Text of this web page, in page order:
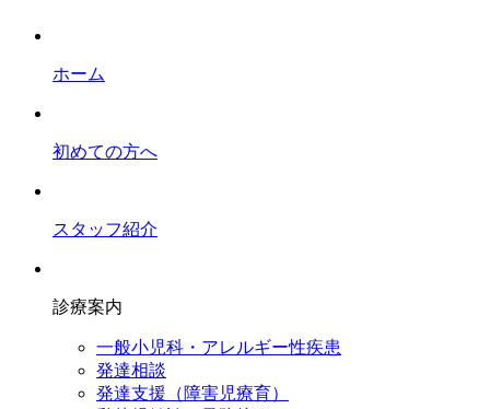
ホーム
初めての⽅へ
スタッフ紹介
診療案内
一般小児科・アレルギー性疾患
発達相談
発達支援（障害児療育）